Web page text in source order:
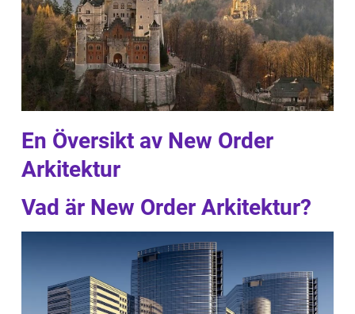
En Översikt av New Order
Arkitektur
Vad är New Order Arkitektur?